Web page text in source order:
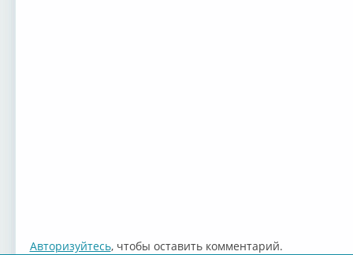
Авторизуйтесь, чтобы оставить комментарий.